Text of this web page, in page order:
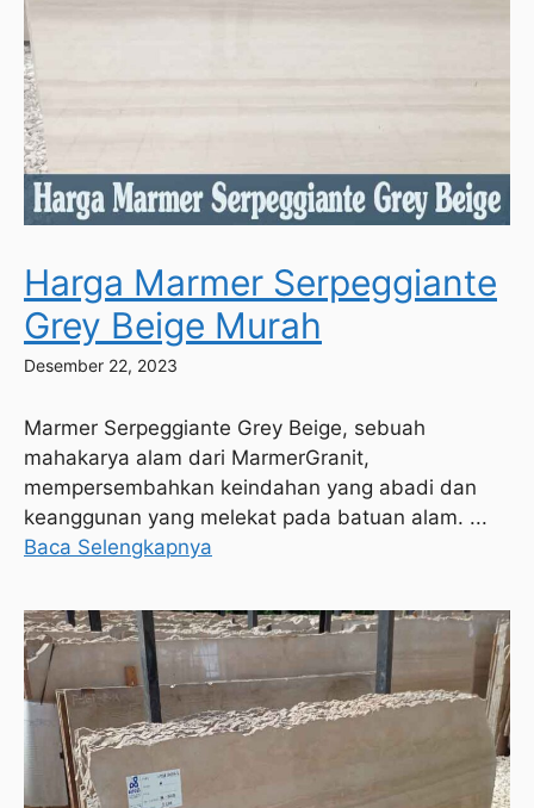
Harga Marmer Serpeggiante
Grey Beige Murah
Desember 22, 2023
Marmer Serpeggiante Grey Beige, sebuah
mahakarya alam dari MarmerGranit,
mempersembahkan keindahan yang abadi dan
keanggunan yang melekat pada batuan alam. ...
Baca Selengkapnya